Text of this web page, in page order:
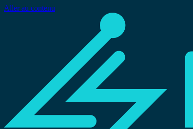
Aller au contenu